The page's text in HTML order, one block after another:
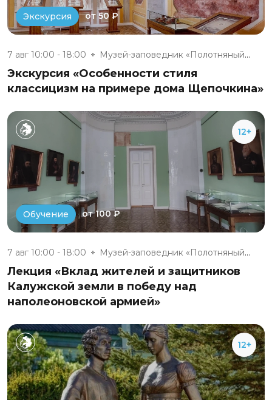
Экскурсия от 50 ₽
7 авг 10:00 - 18:00 Музей-заповедник «Полотняный З...
Экскурсия «Особенности стиля
классицизм на примере дома Щепочкина»
12+
Обучение от 100 ₽
7 авг 10:00 - 18:00 Музей-заповедник «Полотняный З...
Лекция «Вклад жителей и защитников
Калужской земли в победу над
наполеоновской армией»
12+